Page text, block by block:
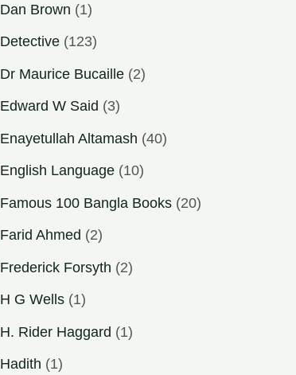
Dan Brown (1)
Detective (123)
Dr Maurice Bucaille (2)
Edward W Said (3)
Enayetullah Altamash (40)
English Language (10)
Famous 100 Bangla Books (20)
Farid Ahmed (2)
Frederick Forsyth (2)
H G Wells (1)
H. Rider Haggard (1)
Hadith (1)